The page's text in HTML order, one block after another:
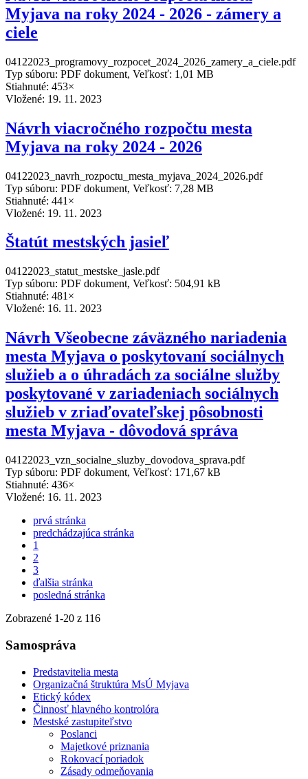
Myjava na roky 2024 - 2026 - zámery a
ciele
04122023_programovy_rozpocet_2024_2026_zamery_a_ciele.pdf
Typ súboru: PDF dokument, Veľkosť: 1,01 MB
Stiahnuté: 453×
Vložené: 19. 11. 2023
Návrh viacročného rozpočtu mesta
Myjava na roky 2024 - 2026
04122023_navrh_rozpoctu_mesta_myjava_2024_2026.pdf
Typ súboru: PDF dokument, Veľkosť: 7,28 MB
Stiahnuté: 441×
Vložené: 19. 11. 2023
Štatút mestských jasieľ
04122023_statut_mestske_jasle.pdf
Typ súboru: PDF dokument, Veľkosť: 504,91 kB
Stiahnuté: 481×
Vložené: 16. 11. 2023
Návrh Všeobecne záväzného nariadenia
mesta Myjava o poskytovaní sociálnych
služieb a o úhradách za sociálne služby
poskytované v zariadeniach sociálnych
služieb v zriaďovateľskej pôsobnosti
mesta Myjava - dôvodová správa
04122023_vzn_socialne_sluzby_dovodova_sprava.pdf
Typ súboru: PDF dokument, Veľkosť: 171,67 kB
Stiahnuté: 436×
Vložené: 16. 11. 2023
prvá stránka
predchádzajúca stránka
1
2
3
ďalšia stránka
posledná stránka
Zobrazené 1-20 z 116
Samospráva
Predstavitelia mesta
Organizačná štruktúra MsÚ Myjava
Etický kódex
Činnosť hlavného kontrolóra
Mestské zastupiteľstvo
Poslanci
Majetkové priznania
Rokovací poriadok
Zásady odmeňovania